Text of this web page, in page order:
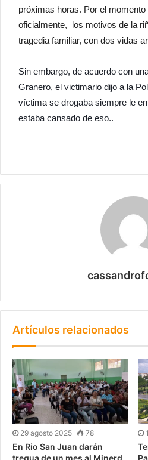
próximas horas. Por el
oficialmente, los motivos de la
tragedia familiar, con dos vidas
Sin embargo, de acuerdo con
Granero, el victimario dijo a la
víctima se drogaba siempre le
estaba cansado de eso..
Artículos relacionados
29 agosto 2025 78
En Rio San Juan darán